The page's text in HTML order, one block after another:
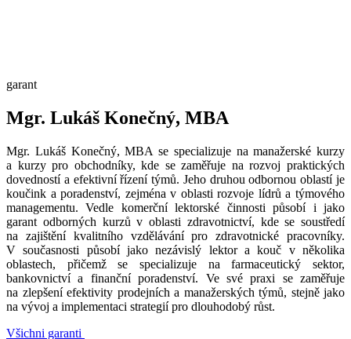
garant
Mgr. Lukáš Konečný, MBA
Mgr. Lukáš Konečný, MBA se specializuje na manažerské kurzy
a kurzy pro obchodníky, kde se zaměřuje na rozvoj praktických
dovedností a efektivní řízení týmů. Jeho druhou odbornou oblastí je
koučink a poradenství, zejména v oblasti rozvoje lídrů a týmového
managementu. Vedle komerční lektorské činnosti působí i jako
garant odborných kurzů v oblasti zdravotnictví, kde se soustředí
na zajištění kvalitního vzdělávání pro zdravotnické pracovníky.
V současnosti působí jako nezávislý lektor a kouč v několika
oblastech, přičemž se specializuje na farmaceutický sektor,
bankovnictví a finanční poradenství. Ve své praxi se zaměřuje
na zlepšení efektivity prodejních a manažerských týmů, stejně jako
na vývoj a implementaci strategií pro dlouhodobý růst.
Všichni garanti